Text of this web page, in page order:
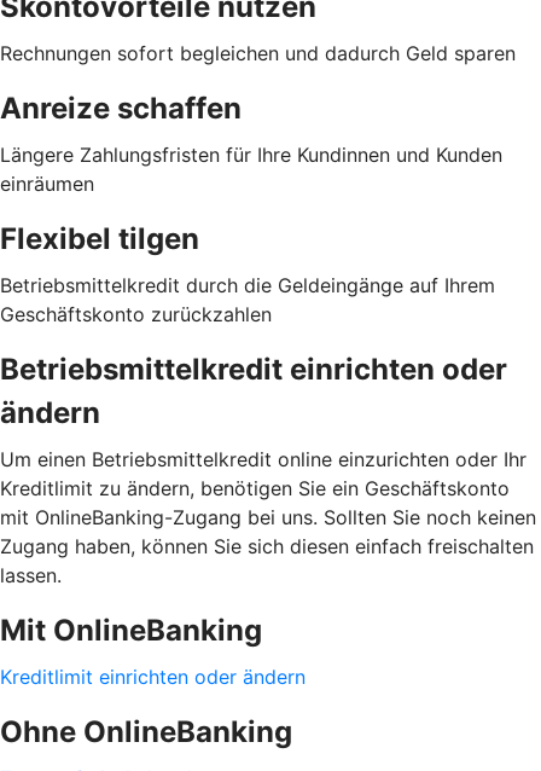
Rechnungen sofort begleichen und dadurch Geld sparen
Anreize schaffen
Längere Zahlungsfristen für Ihre Kundinnen und Kunden
einräumen
Flexibel tilgen
Betriebsmittelkredit durch die Geldeingänge auf Ihrem
Geschäftskonto zurückzahlen
Betriebsmittelkredit einrichten oder
ändern
Um einen Betriebsmittelkredit online einzurichten oder Ihr
Kreditlimit zu ändern, benötigen Sie ein Geschäftskonto
mit OnlineBanking-Zugang bei uns. Sollten Sie noch keinen
Zugang haben, können Sie sich diesen einfach freischalten
lassen.
Mit OnlineBanking
Kreditlimit einrichten oder ändern
Ohne OnlineBanking